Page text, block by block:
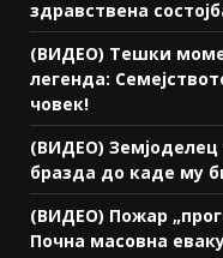
здравствена
(ВИДЕО) Тешки
легенда:
човек!
(ВИДЕО) Земјоделец
бразда до каде му
(ВИДЕО) Пожар
Почна масовна